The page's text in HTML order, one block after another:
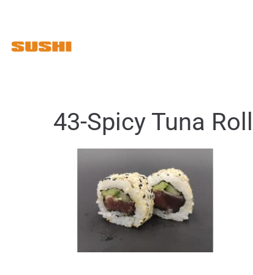
43-Spicy Tuna Roll